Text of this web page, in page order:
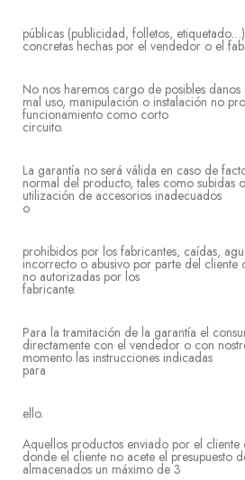
públicas (publicidad, folletos,
concretas hechas por el vendedor o el
No nos haremos cargo de posibles
mal uso, manipulación o instalación no
funcionamiento como corto
La garantía no será válida en caso de
normal del producto, tales como subidas
utilización de accesorios inadecuados
prohibidos por los fabricantes, caídas,
incorrecto o abusivo por parte del cliente
no autorizadas por los
Para la tramitación de la garantía el
directamente con el vendedor o con
momento las instrucciones indicadas
Aquellos productos enviado por el
donde el cliente no acete el presupuesto
almacenados un máximo de 3